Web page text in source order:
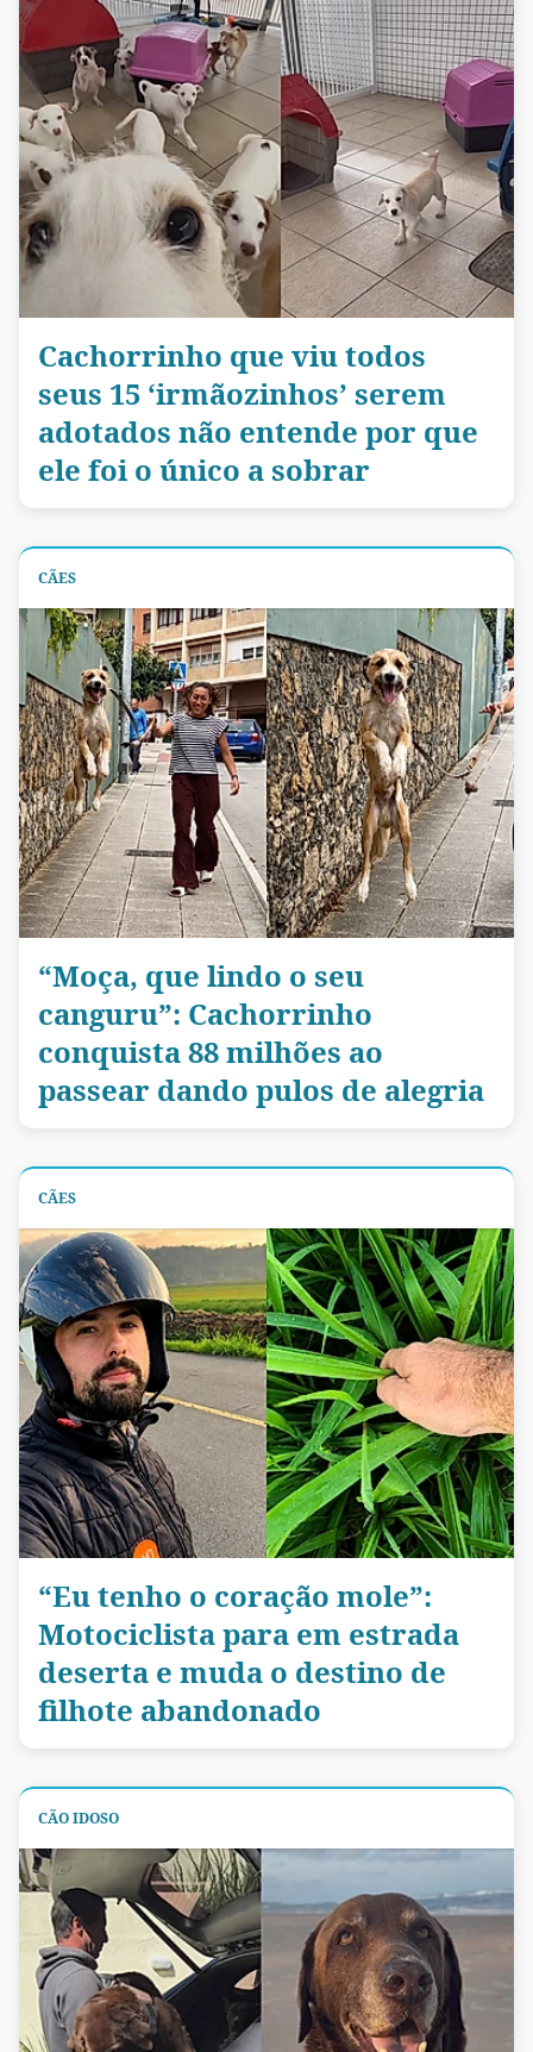
Cachorrinho que viu todos
seus 15 ‘irmãozinhos’ serem
adotados não entende por que
ele foi o único a sobrar
CÃES
“Moça, que lindo o seu
canguru”: Cachorrinho
conquista 88 milhões ao
passear dando pulos de alegria
CÃES
“Eu tenho o coração mole”:
Motociclista para em estrada
deserta e muda o destino de
filhote abandonado
CÃO IDOSO